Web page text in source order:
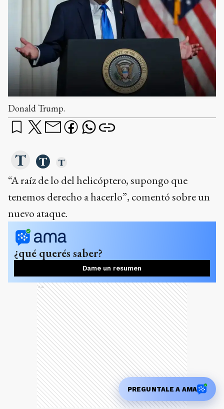
Donald Trump.
“A raíz de lo del helicóptero, supongo que
tenemos derecho a hacerlo”, comentó sobre un
nuevo ataque.
¿qué querés saber?
Dame un resumen
Ads
PREGUNTALE A AMA